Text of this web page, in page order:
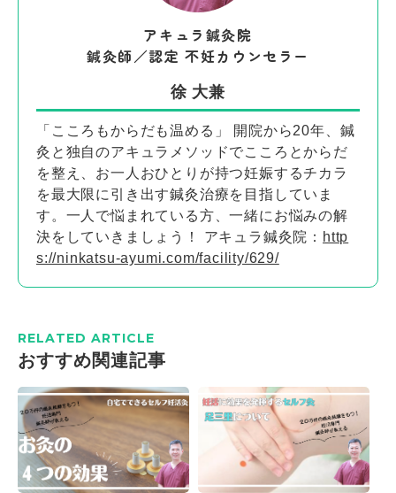
アキュラ鍼灸院
鍼灸師／認定 不妊カウンセラー
徐 大兼
「こころもからだも温める」 開院から20年、鍼
灸と独自のアキュラメソッドでこころとからだ
を整え、お一人おひとりが持つ妊娠するチカラ
を最大限に引き出す鍼灸治療を目指していま
す。一人で悩まれている方、一緒にお悩みの解
決をしていきましょう！ アキュラ鍼灸院： http
s://ninkatsu-ayumi.com/facility/629/
RELATED ARTICLE
おすすめ関連記事